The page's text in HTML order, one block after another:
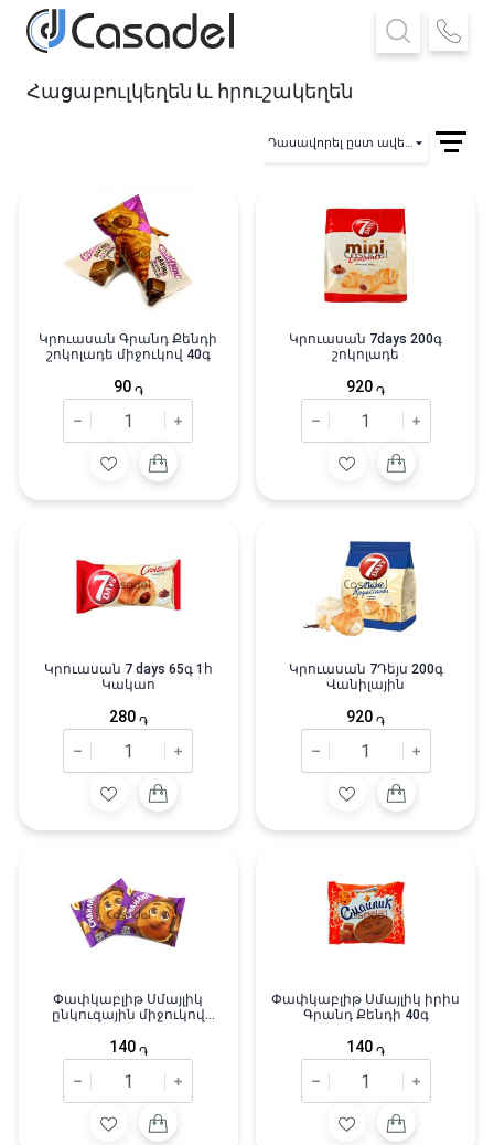
Հացաբուլկեղեն և հրուշակեղեն
Դասավորել ըստ ավելացման
Կրուասան Գրանդ Քենդի
շոկոլադե միջուկով 40գ
90 ֏
Կրուասան 7days 200գ
շոկոլադե
920 ֏
Կրուասան 7 days 65գ 1հ
Կակաո
280 ֏
Կրուասան 7Դեյս 200գ
Վանիլային
920 ֏
Փափկաբլիթ Սմայլիկ
ընկուզային միջուկով
140 ֏
Փափկաբլիթ Սմայլիկ իրիս
Գրանդ Քենդի 40գ
140 ֏